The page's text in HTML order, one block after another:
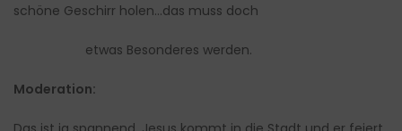
schöne Geschirr holen…das muss doch
etwas Besonderes werden.
Moderation: